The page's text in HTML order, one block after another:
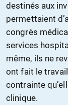
destinés aux
permettaient
congrès
services
même, ils ne
ont fait le
contrainte
clinique.